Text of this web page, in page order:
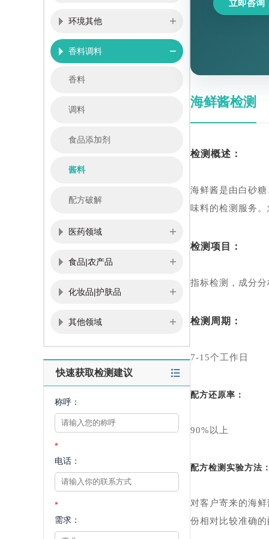
环境其他
香料调料
香料
调料
食品添加剂
酱料
配方破解
医药领域
食品|农产品
化妆品|护肤品
其他领域
快速获取检测建议
称呼：
*
电话：
*
需求：
立即咨询
海鲜酱检测
检测概述：
海鲜酱是由白砂
味料的检测服务
检测项目：
指标检测，成分
检测周期：
7-15个工作日
配方还原率：
90%以上
配方检测实验方法
对客户寄来的海
份相对比较准确